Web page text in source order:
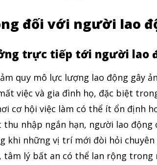
đối với người lao
trực tiếp tới người lao
quy mô lực lượng lao động gây
việc và gia đình họ, đặc biệt
cơ hội việc làm có thể ít ổn định
thu nhập ngắn hạn, người lao động
khi những vị trí mới đòi hỏi chuyên
lý bất an có thể lan rộng trong